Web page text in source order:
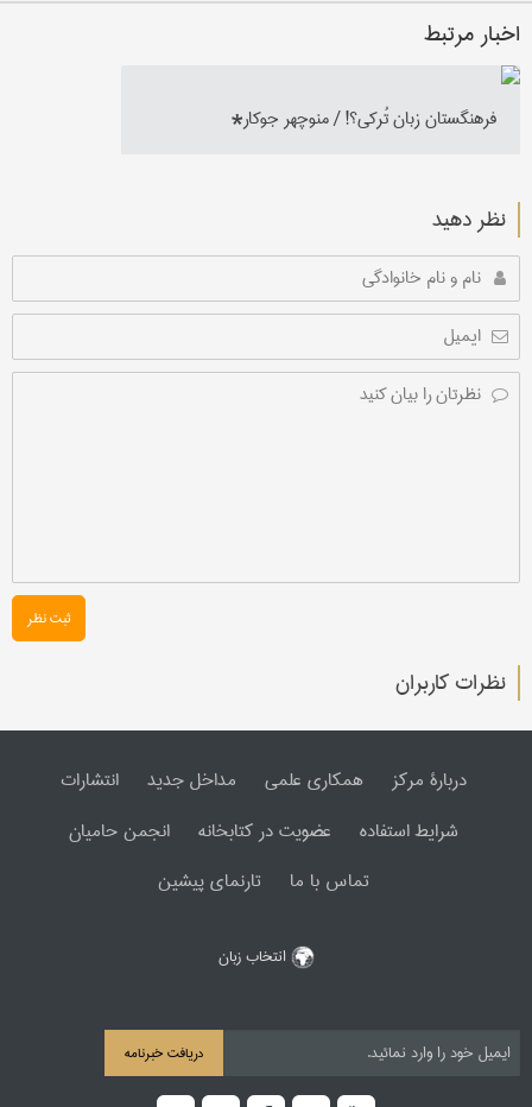
اخبار مرتبط
فرهنگستان زبان تُرکی؟! / منوچهر جوکار*
نظر دهید
ثبت نظر
نظرات کاربران
دربارۀ مرکز همکاری علمی مداخل جدید
انتشارات
شرایط استفاده
عضویت در کتابخانه
انجمن حامیان
تماس با ما
تارنمای پیشین
انتخاب زبان
دریافت خبرنامه